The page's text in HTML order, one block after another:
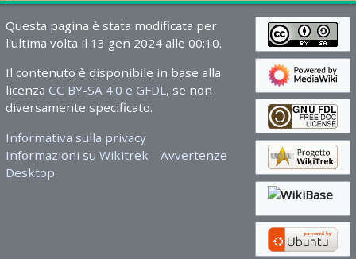
Questa pagina è stata modificata per
l'ultima volta il 13 gen 2024 alle 00:10.
Il contenuto è disponibile in base alla
licenza CC BY-SA 4.0 e GFDL, se non
diversamente specificato.
Informativa sulla privacy
Informazioni su Wikitrek
Avvertenze
Desktop